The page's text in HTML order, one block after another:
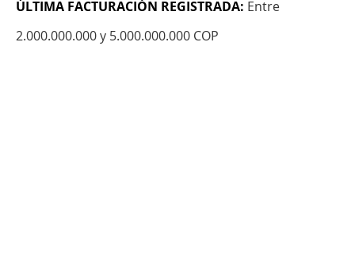
ÚLTIMA FACTURACIÓN REGISTRADA: Entre
2.000.000.000 y 5.000.000.000 COP